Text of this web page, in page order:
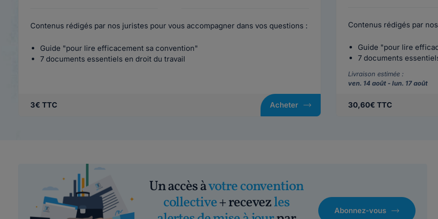
Contenus rédigés par nos juristes pour vous accompagner dans vos questions :
Guide "pour lire efficacement sa convention"
7 documents essentiels en droit du travail
3€ TTC Acheter
Contenus rédigés par
Guide "pour lire
7 documents
Livraison estimée :
ven. 14 août - lun. 17 août
30,60€ TTC
Un accès àvotre convention
collective+ recevezles
Abonnez-vous